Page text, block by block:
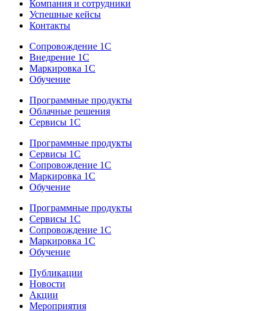
Компания и сотрудники
Успешные кейсы
Контакты
Сопровождение 1С
Внедрение 1С
Маркировка 1С
Обучение
Программные продукты
Облачные решения
Сервисы 1С
Программные продукты
Сервисы 1С
Сопровождение 1С
Маркировка 1С
Обучение
Программные продукты
Сервисы 1С
Сопровождение 1С
Маркировка 1С
Обучение
Публикации
Новости
Акции
Мероприятия